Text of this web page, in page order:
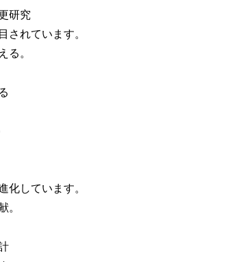
研究
されています。
る。
化しています。
。